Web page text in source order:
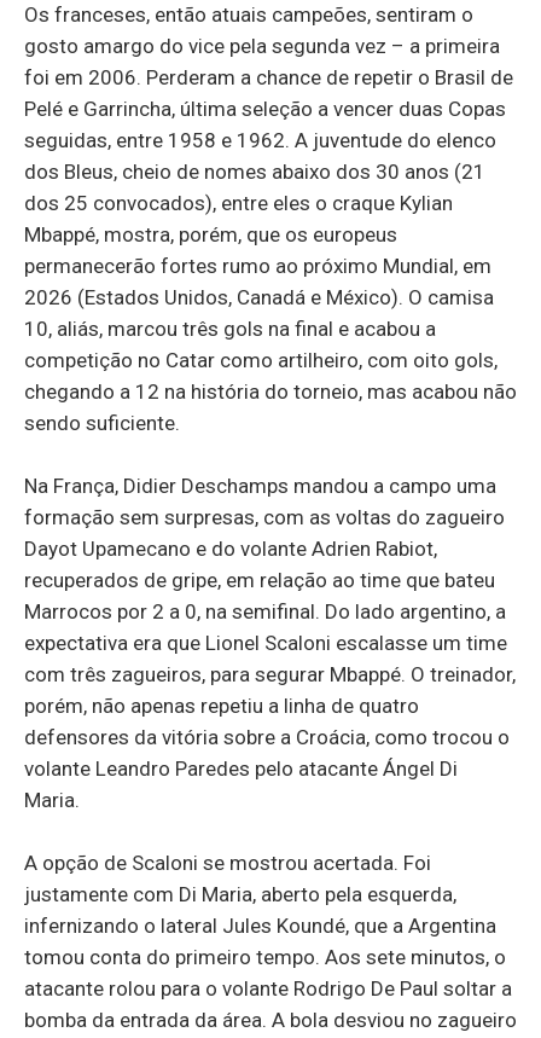
Os franceses, então atuais campeões, sentiram o
gosto amargo do vice pela segunda vez – a primeira
foi em 2006. Perderam a chance de repetir o Brasil de
Pelé e Garrincha, última seleção a vencer duas Copas
seguidas, entre 1958 e 1962. A juventude do elenco
dos Bleus, cheio de nomes abaixo dos 30 anos (21
dos 25 convocados), entre eles o craque Kylian
Mbappé, mostra, porém, que os europeus
permanecerão fortes rumo ao próximo Mundial, em
2026 (Estados Unidos, Canadá e México). O camisa
10, aliás, marcou três gols na final e acabou a
competição no Catar como artilheiro, com oito gols,
chegando a 12 na história do torneio, mas acabou não
sendo suficiente.
Na França, Didier Deschamps mandou a campo uma
formação sem surpresas, com as voltas do zagueiro
Dayot Upamecano e do volante Adrien Rabiot,
recuperados de gripe, em relação ao time que bateu
Marrocos por 2 a 0, na semifinal. Do lado argentino, a
expectativa era que Lionel Scaloni escalasse um time
com três zagueiros, para segurar Mbappé. O treinador,
porém, não apenas repetiu a linha de quatro
defensores da vitória sobre a Croácia, como trocou o
volante Leandro Paredes pelo atacante Ángel Di
Maria.
A opção de Scaloni se mostrou acertada. Foi
justamente com Di Maria, aberto pela esquerda,
infernizando o lateral Jules Koundé, que a Argentina
tomou conta do primeiro tempo. Aos sete minutos, o
atacante rolou para o volante Rodrigo De Paul soltar a
bomba da entrada da área. A bola desviou no zagueiro